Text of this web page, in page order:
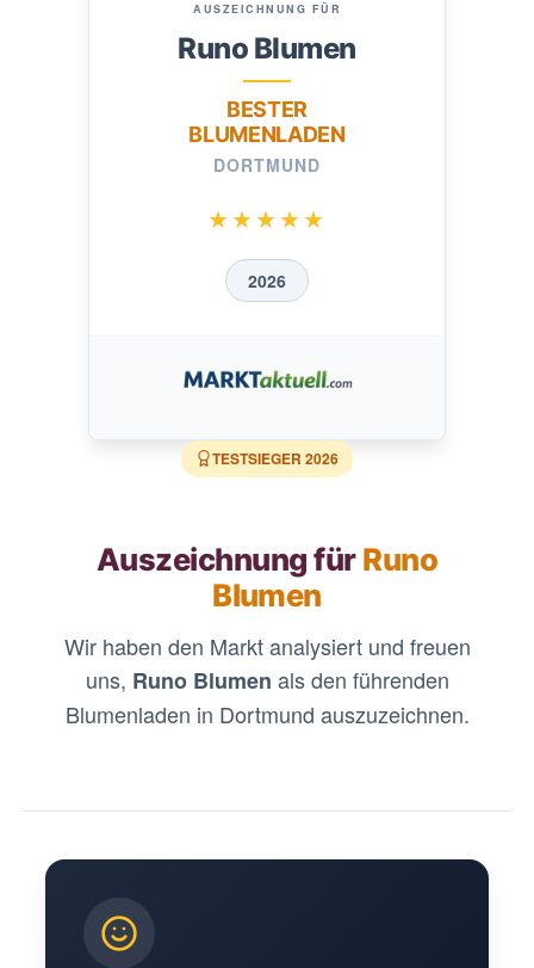
AUSZEICHNUNG FÜR
Runo Blumen
BESTER
BLUMENLADEN
DORTMUND
★★★★★
2026
TESTSIEGER 2026
Auszeichnung fürRuno
Blumen
Wir haben den Markt analysiert und freuen
uns, Runo Blumen als den führenden
Blumenladen in Dortmund auszuzeichnen.